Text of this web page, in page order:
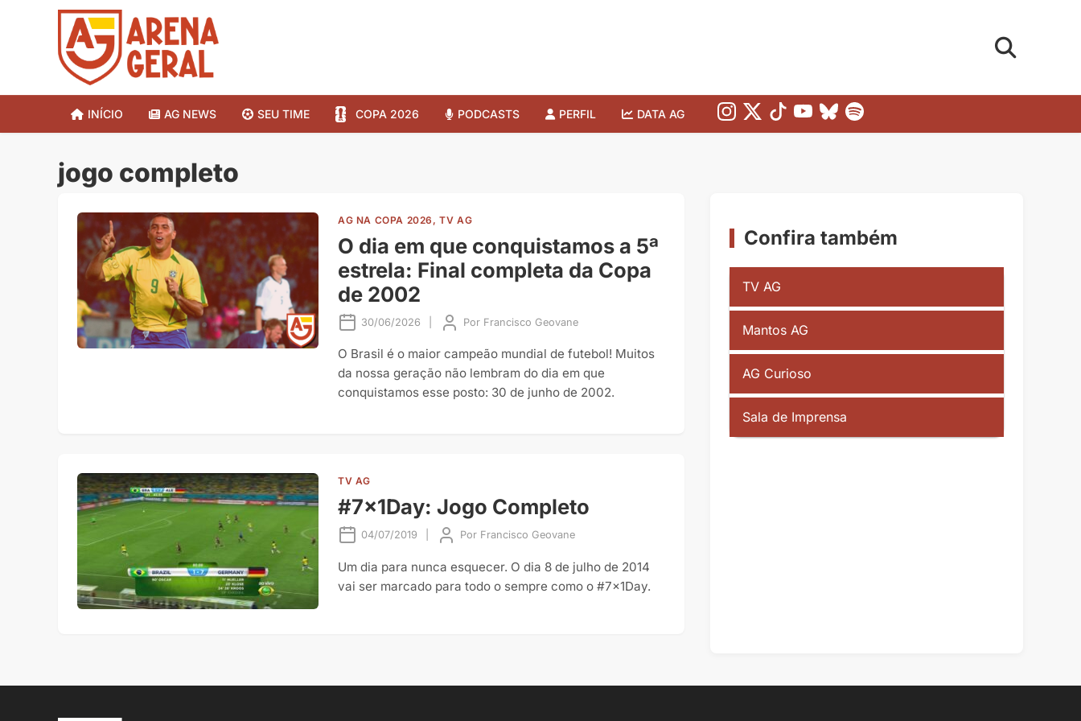
INÍCIO AG NEWS SEU TIME COPA 2026 PODCASTS PERFIL DATA AG
jogo completo
AG NA COPA 2026, TV AG
O dia em que conquistamos a 5ª
estrela: Final completa da Copa
de 2002
30/06/2026 Por Francisco Geovane
O Brasil é o maior campeão mundial de futebol! Muitos
da nossa geração não lembram do dia em que
conquistamos esse posto: 30 de junho de 2002.
TV AG
#7x1Day: Jogo Completo
04/07/2019 Por Francisco Geovane
Um dia para nunca esquecer. O dia 8 de julho de 2014
vai ser marcado para todo o sempre como o #7x1Day.
Confira também
TV AG
Mantos AG
AG Curioso
Sala de Imprensa